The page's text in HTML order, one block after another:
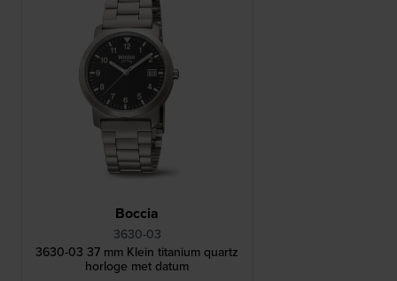
Boccia
3630-03
3630-03 37 mm Klein titanium quartz
horloge met datum